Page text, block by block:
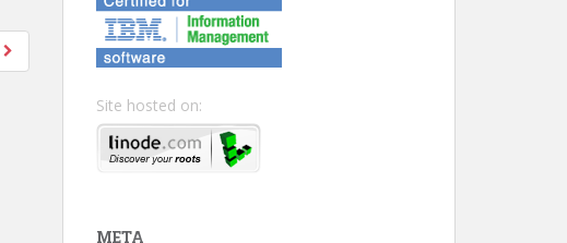
Site hosted on:
META